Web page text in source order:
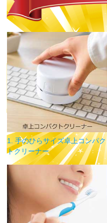
1. 手のひらサイズ卓上コンパク
トクリーナー